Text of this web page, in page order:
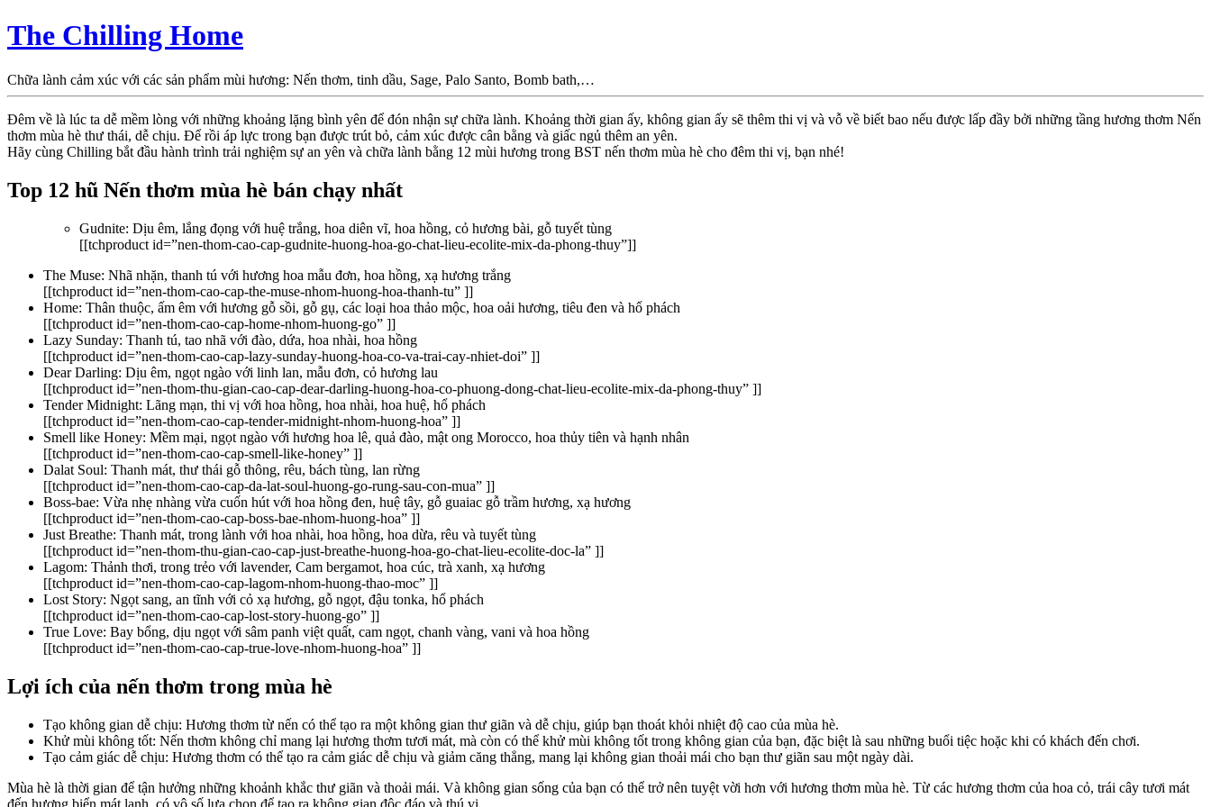
The Chilling Home
Chữa lành cảm xúc với các sản phẩm mùi hương: Nến thơm, tinh dầu, Sage, Palo Santo, Bomb bath,…
Đêm về là lúc ta dễ mềm lòng với những khoảng lặng bình yên để đón nhận sự chữa lành. Khoảng thời gian ấy, không gian ấy sẽ thêm thi vị và vỗ về biết bao nếu được lấp đầy bởi những tầng hương thơm Nến
thơm mùa hè thư thái, dễ chịu. Để rồi áp lực trong bạn được trút bỏ, cảm xúc được cân bằng và giấc ngủ thêm an yên.
Hãy cùng Chilling bắt đầu hành trình trải nghiệm sự an yên và chữa lành bằng 12 mùi hương trong BST nến thơm mùa hè cho đêm thi vị, bạn nhé!
Top 12 hũ Nến thơm mùa hè bán chạy nhất
Gudnite: Dịu êm, lắng đọng với huệ trắng, hoa diên vĩ, hoa hồng, cỏ hương bài, gỗ tuyết tùng
[[tchproduct id=”nen-thom-cao-cap-gudnite-huong-hoa-go-chat-lieu-ecolite-mix-da-phong-thuy”]]
The Muse: Nhã nhặn, thanh tú với hương hoa mẫu đơn, hoa hồng, xạ hương trắng
[[tchproduct id=”nen-thom-cao-cap-the-muse-nhom-huong-hoa-thanh-tu” ]]
Home: Thân thuộc, ấm êm với hương gỗ sồi, gỗ gụ, các loại hoa thảo mộc, hoa oải hương, tiêu đen và hổ phách
[[tchproduct id=”nen-thom-cao-cap-home-nhom-huong-go” ]]
Lazy Sunday: Thanh tú, tao nhã với đào, dứa, hoa nhài, hoa hồng
[[tchproduct id=”nen-thom-cao-cap-lazy-sunday-huong-hoa-co-va-trai-cay-nhiet-doi” ]]
Dear Darling: Dịu êm, ngọt ngào với linh lan, mẫu đơn, cỏ hương lau
[[tchproduct id=”nen-thom-thu-gian-cao-cap-dear-darling-huong-hoa-co-phuong-dong-chat-lieu-ecolite-mix-da-phong-thuy” ]]
Tender Midnight: Lãng mạn, thi vị với hoa hồng, hoa nhài, hoa huệ, hổ phách
[[tchproduct id=”nen-thom-cao-cap-tender-midnight-nhom-huong-hoa” ]]
Smell like Honey: Mềm mại, ngọt ngào với hương hoa lê, quả đào, mật ong Morocco, hoa thủy tiên và hạnh nhân
[[tchproduct id=”nen-thom-cao-cap-smell-like-honey” ]]
Dalat Soul: Thanh mát, thư thái gỗ thông, rêu, bách tùng, lan rừng
[[tchproduct id=”nen-thom-cao-cap-da-lat-soul-huong-go-rung-sau-con-mua” ]]
Boss-bae: Vừa nhẹ nhàng vừa cuốn hút với hoa hồng đen, huệ tây, gỗ guaiac gỗ trầm hương, xạ hương
[[tchproduct id=”nen-thom-cao-cap-boss-bae-nhom-huong-hoa” ]]
Just Breathe: Thanh mát, trong lành với hoa nhài, hoa hồng, hoa dừa, rêu và tuyết tùng
[[tchproduct id=”nen-thom-thu-gian-cao-cap-just-breathe-huong-hoa-go-chat-lieu-ecolite-doc-la” ]]
Lagom: Thảnh thơi, trong trẻo với lavender, Cam bergamot, hoa cúc, trà xanh, xạ hương
[[tchproduct id=”nen-thom-cao-cap-lagom-nhom-huong-thao-moc” ]]
Lost Story: Ngọt sang, an tĩnh với cỏ xạ hương, gỗ ngọt, đậu tonka, hổ phách
[[tchproduct id=”nen-thom-cao-cap-lost-story-huong-go” ]]
True Love: Bay bổng, dịu ngọt với sâm panh việt quất, cam ngọt, chanh vàng, vani và hoa hồng
[[tchproduct id=”nen-thom-cao-cap-true-love-nhom-huong-hoa” ]]
Lợi ích của nến thơm trong mùa hè
Tạo không gian dễ chịu: Hương thơm từ nến có thể tạo ra một không gian thư giãn và dễ chịu, giúp bạn thoát khỏi nhiệt độ cao của mùa hè.
Khử mùi không tốt: Nến thơm không chỉ mang lại hương thơm tươi mát, mà còn có thể khử mùi không tốt trong không gian của bạn, đặc biệt là sau những buổi tiệc hoặc khi có khách đến chơi.
Tạo cảm giác dễ chịu: Hương thơm có thể tạo ra cảm giác dễ chịu và giảm căng thẳng, mang lại không gian thoải mái cho bạn thư giãn sau một ngày dài.
Mùa hè là thời gian để tận hưởng những khoảnh khắc thư giãn và thoải mái. Và không gian sống của bạn có thể trở nên tuyệt vời hơn với hương thơm mùa hè. Từ các hương thơm của hoa cỏ, trái cây tươi mát
đến hương biển mát lạnh, có vô số lựa chọn để tạo ra không gian độc đáo và thú vị.